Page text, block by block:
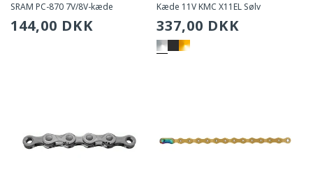
SRAM PC-870 7V/8V-kæde
Sædvanlig
144,00 DKK
Kæde 11V KMC X11EL Sølv
Sædvanlig
pris
337,00 DKK